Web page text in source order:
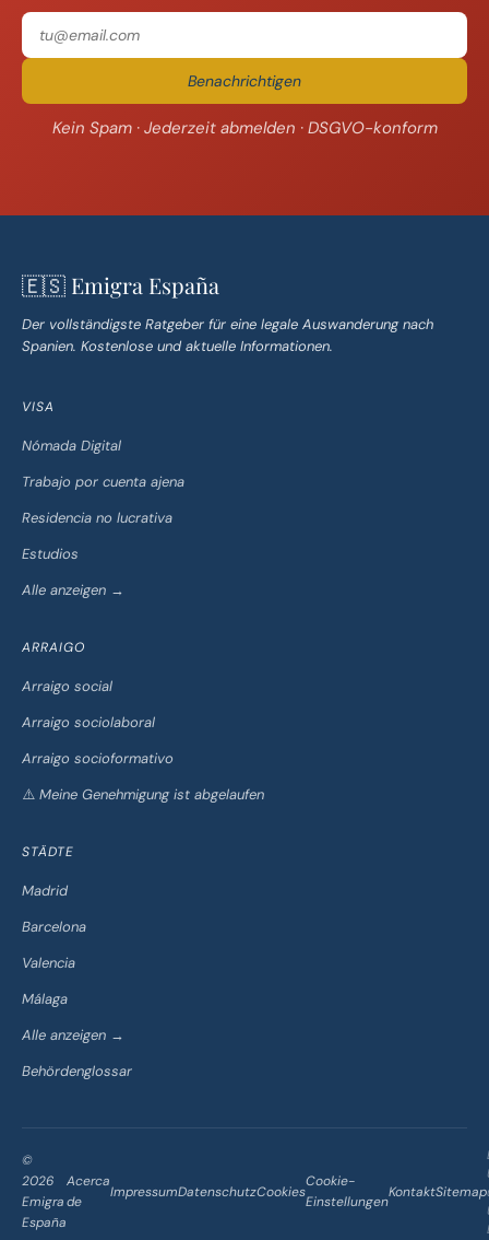
Benachrichtigen
Kein Spam · Jederzeit abmelden · DSGVO-konform
🇪🇸 Emigra España
Der vollständigste Ratgeber für eine legale Auswanderung nach
Spanien. Kostenlose und aktuelle Informationen.
VISA
Nómada Digital
Trabajo por cuenta ajena
Residencia no lucrativa
Estudios
Alle anzeigen →
ARRAIGO
Arraigo social
Arraigo sociolaboral
Arraigo socioformativo
⚠️ Meine Genehmigung ist abgelaufen
STÄDTE
Madrid
Barcelona
Valencia
Málaga
Alle anzeigen →
Behördenglossar
©
2026
Emigra
España
Acerca
de
ImpressumDatenschutzCookies
Cookie-
Einstellungen
KontaktSitemap